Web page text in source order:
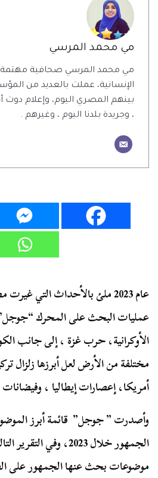
مي محمد المرسي
مي محمد المرسي صحافية مهتمة
الإنسانية، عملت بالعديد من
بينهم المصري اليوم، وإعلام دوت
، وجريدة بلدنا اليوم ، وغيرهم .
عام 2023 ملئ بالأحداث التي
عمليات البحث على المحرك
الأوكرانية، حرب غزة ، إلى جانب
مختلفة من الأرض لعل أبرزها زلزال
أمريكا، إعصارات إيطاليا ، وفيضانات
وأصدرت ” جوجل” قائمة أبرز
موضوعات بحث عنها الجمهور على